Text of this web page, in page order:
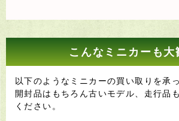
こんなミニカーも大
以下のようなミニカーの買い取りを承
開封品はもちろん古いモデル、走行品
ください。